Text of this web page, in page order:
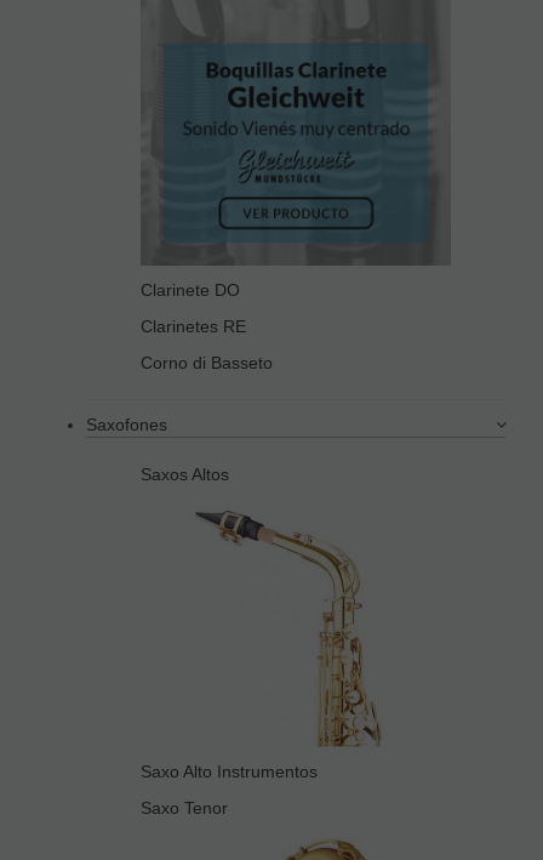
Clarinete DO
Clarinetes RE
Corno di Basseto
Saxofones
Saxos Altos
Saxo Alto Instrumentos
Saxo Tenor